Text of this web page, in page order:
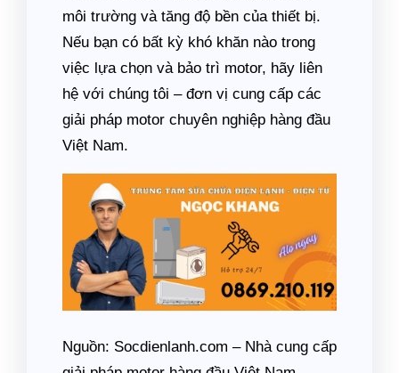
môi trường và tăng độ bền của thiết bị.
Nếu bạn có bất kỳ khó khăn nào trong
việc lựa chọn và bảo trì motor, hãy liên
hệ với chúng tôi – đơn vị cung cấp các
giải pháp motor chuyên nghiệp hàng đầu
Việt Nam.
Nguồn: Socdienlanh.com – Nhà cung cấp